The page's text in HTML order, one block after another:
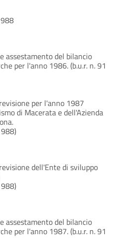
assestamento del bilancio
per l'anno 1986. (b.u.r. n. 91
per l'anno 1987
di Macerata e dell'Azienda
dell'Ente di sviluppo
assestamento del bilancio
per l'anno 1987. (b.u.r. n. 91